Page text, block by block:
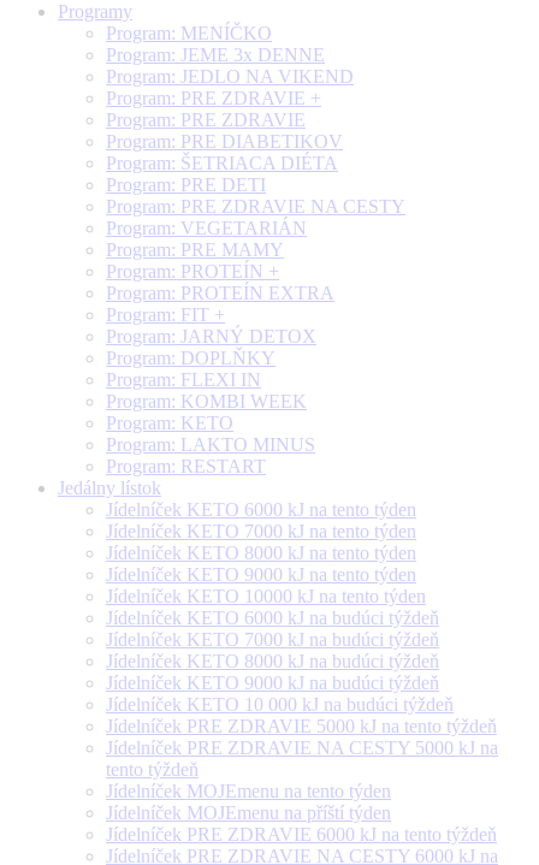
Programy
Program: MENÍČKO
Program: JEME 3x DENNE
Program: JEDLO NA VIKEND
Program: PRE ZDRAVIE +
Program: PRE ZDRAVIE
Program: PRE DIABETIKOV
Program: ŠETRIACA DIÉTA
Program: PRE DETI
Program: PRE ZDRAVIE NA CESTY
Program: VEGETARIÁN
Program: PRE MAMY
Program: PROTEÍN +
Program: PROTEÍN EXTRA
Program: FIT +
Program: JARNÝ DETOX
Program: DOPLŇKY
Program: FLEXI IN
Program: KOMBI WEEK
Program: KETO
Program: LAKTO MINUS
Program: RESTART
Jedálny lístok
Jídelníček KETO 6000 kJ na tento týden
Jídelníček KETO 7000 kJ na tento týden
Jídelníček KETO 8000 kJ na tento týden
Jídelníček KETO 9000 kJ na tento týden
Jídelníček KETO 10000 kJ na tento týden
Jídelníček KETO 6000 kJ na budúci týždeň
Jídelníček KETO 7000 kJ na budúci týždeň
Jídelníček KETO 8000 kJ na budúci týždeň
Jídelníček KETO 9000 kJ na budúci týždeň
Jídelníček KETO 10 000 kJ na budúci týždeň
Jídelníček PRE ZDRAVIE 5000 kJ na tento týždeň
Jídelníček PRE ZDRAVIE NA CESTY 5000 kJ na
tento týždeň
Jídelníček MOJEmenu na tento týden
Jídelníček MOJEmenu na příští týden
Jídelníček PRE ZDRAVIE 6000 kJ na tento týždeň
Jídelníček PRE ZDRAVIE NA CESTY 6000 kJ na